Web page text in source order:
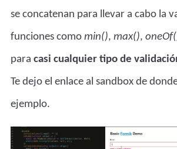
se concatenan para llevar a cabo la
funciones como min(), max(),
para casi cualquier tipo de
Te dejo el enlace al sandbox de
ejemplo.